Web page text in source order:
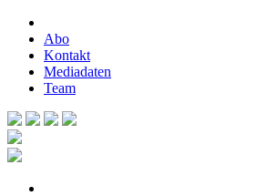
Abo
Kontakt
Mediadaten
Team